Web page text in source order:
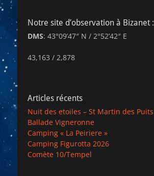
Notre site d’observation à Bizanet :
DMS: 43°09’47″ N / 2°52’42″ E
43,163 / 2,878
Articles récents
Nuit des etoiles – St Martin des Puits
Ballade Vigneronne
Camping « La Peiriere »
Camping Figurotta 2026
Comète 10/Tempel